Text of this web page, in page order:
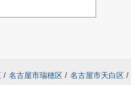
/ 名古屋市瑞穂区 / 名古屋市天白区 /